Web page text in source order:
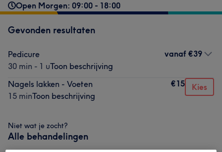
Open Morgen: 09:00 - 18:00
Gevonden resultaten
Pedicure
30 min - 1 uToon beschrijving
vanaf €39
Nagels lakken - Voeten
15 minToon beschrijving
€15 Kies
Niet wat je zocht?
Alle behandelingen